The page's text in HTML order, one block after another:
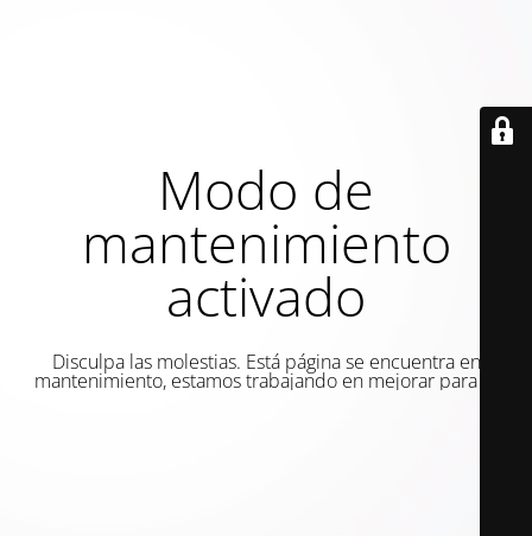
Modo de
mantenimiento
activado
Disculpa las molestias. Está página se encuentra en
mantenimiento, estamos trabajando en mejorar para ti.